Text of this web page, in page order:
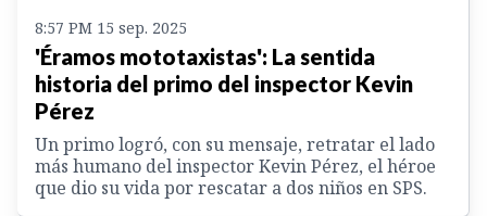
8:57 PM 15 sep. 2025
'Éramos mototaxistas': La sentida
historia del primo del inspector Kevin
Pérez
Un primo logró, con su mensaje, retratar el lado
más humano del inspector Kevin Pérez, el héroe
que dio su vida por rescatar a dos niños en SPS.